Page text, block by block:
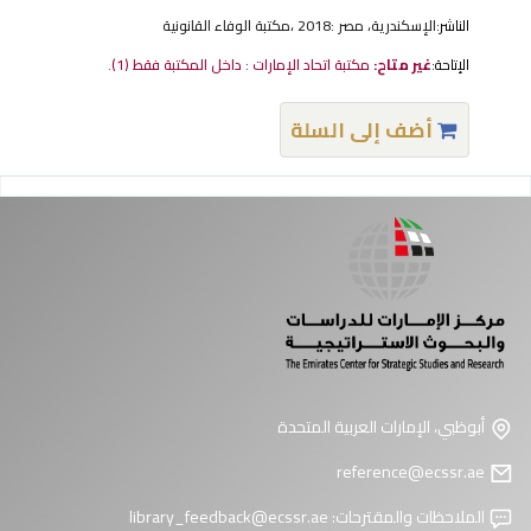
الناشر:الإسكندرية، مصر :‪‪‪‪‪ مكتبة الوفاء القانونية،‪‪‪‪‪ 2018
الإتاحة:غير متاح: مكتبة اتحاد الإمارات : داخل المكتبة فقط(1).
أضف إلى السلة
أبوظبي، الإمارات العربية المتحدة
الملاحظات والمقترحات:library_feedback@ecssr.ae